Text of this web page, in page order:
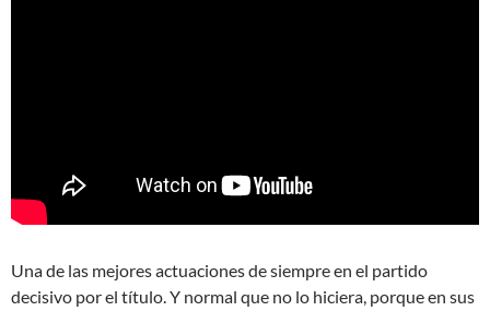
Una de las mejores actuaciones de siempre en el partido
decisivo por el título. Y normal que no lo hiciera, porque en sus